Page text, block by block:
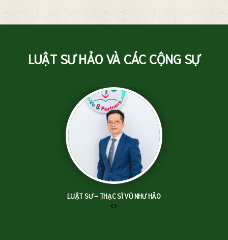
Luật sư riêng – Tư vấn pháp luật thường xuyên
LUẬT SƯ HẢO VÀ CÁC CỘNG SỰ
LUẬT SƯ – THẠC SĨ VŨ NHƯ HẢO
‹›